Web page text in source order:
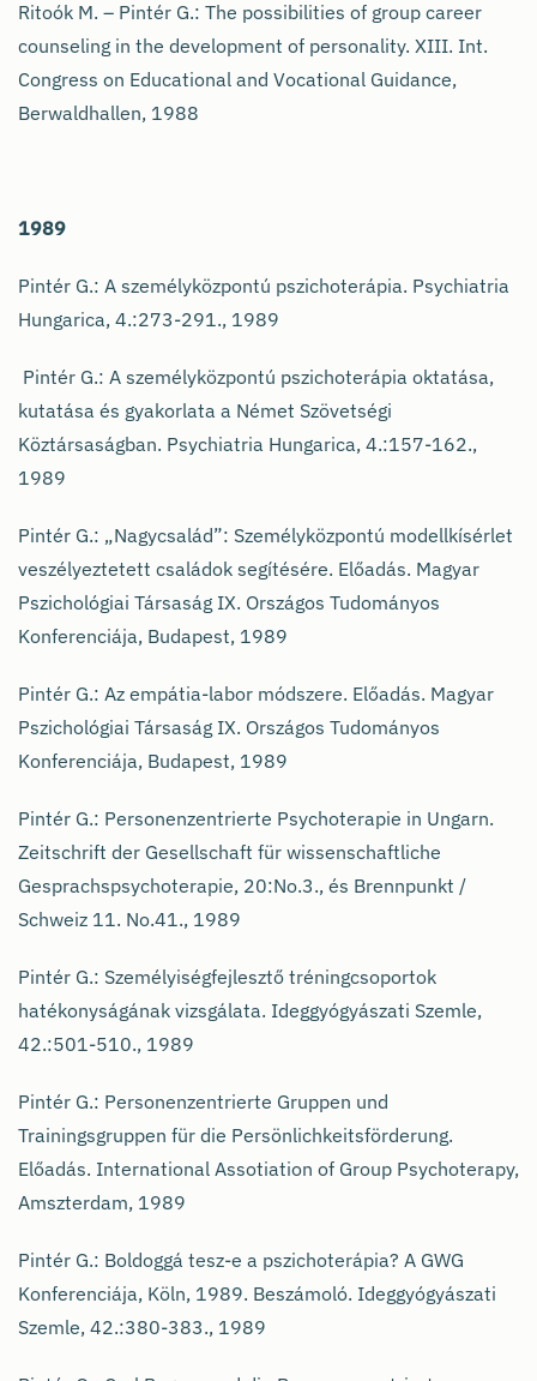
Ritoók M. – Pintér G.: The possibilities of group career
counseling in the development of personality. XIII. Int.
Congress on Educational and Vocational Guidance,
Berwaldhallen, 1988
1989
Pintér G.: A személyközpontú pszichoterápia. Psychiatria
Hungarica, 4.:273-291., 1989
Pintér G.: A személyközpontú pszichoterápia oktatása,
kutatása és gyakorlata a Német Szövetségi
Köztársaságban. Psychiatria Hungarica, 4.:157-162.,
1989
Pintér G.: „Nagycsalád”: Személyközpontú modellkísérlet
veszélyeztetett családok segítésére. Előadás. Magyar
Pszichológiai Társaság IX. Országos Tudományos
Konferenciája, Budapest, 1989
Pintér G.: Az empátia-labor módszere. Előadás. Magyar
Pszichológiai Társaság IX. Országos Tudományos
Konferenciája, Budapest, 1989
Pintér G.: Personenzentrierte Psychoterapie in Ungarn.
Zeitschrift der Gesellschaft für wissenschaftliche
Gesprachspsychoterapie, 20:No.3., és Brennpunkt /
Schweiz 11. No.41., 1989
Pintér G.: Személyiségfejlesztő tréningcsoportok
hatékonyságának vizsgálata. Ideggyógyászati Szemle,
42.:501-510., 1989
Pintér G.: Personenzentrierte Gruppen und
Trainingsgruppen für die Persönlichkeitsförderung.
Előadás. International Assotiation of Group Psychoterapy,
Amszterdam, 1989
Pintér G.: Boldoggá tesz-e a pszichoterápia? A GWG
Konferenciája, Köln, 1989. Beszámoló. Ideggyógyászati
Szemle, 42.:380-383., 1989